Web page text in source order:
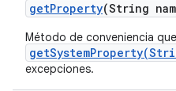
getProperty(String
Método de conveniencia
excepciones.